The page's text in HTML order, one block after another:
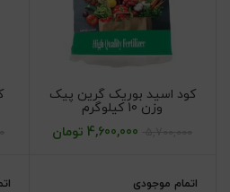
کود اسید بوریک گرین پیک
وزن 10 کیلوگرم
4,600,000 تومان
اتمام موجودی